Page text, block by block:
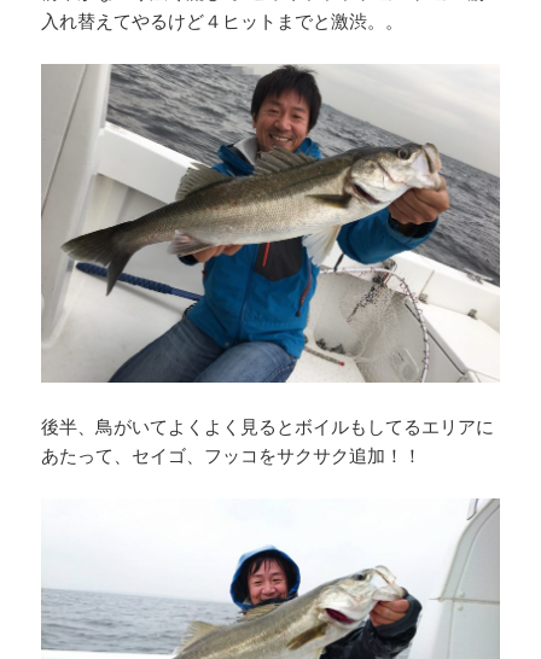
入れ替えてやるけど４ヒットまでと激渋。。
後半、鳥がいてよくよく見るとボイルもしてるエリアに
あたって、セイゴ、フッコをサクサク追加！！